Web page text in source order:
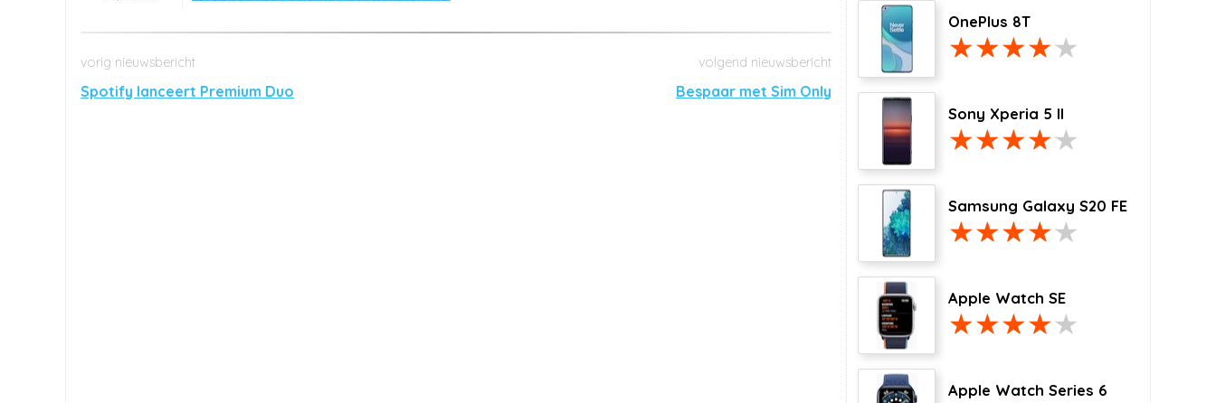
Spotify lanceert Premium Duo Bespaar met Sim Only
OnePlus 8T
Sony Xperia 5 II
Samsung Galaxy S20 FE
Apple Watch SE
Apple Watch Series 6